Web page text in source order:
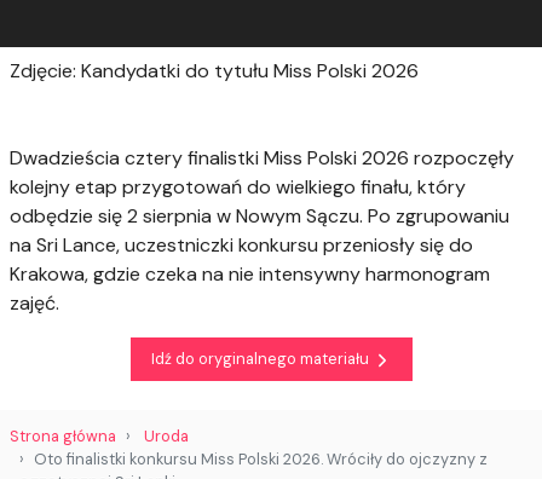
Zdjęcie: Kandydatki do tytułu Miss Polski 2026
Dwadzieścia cztery finalistki Miss Polski 2026 rozpoczęły
kolejny etap przygotowań do wielkiego finału, który
odbędzie się 2 sierpnia w Nowym Sączu. Po zgrupowaniu
na Sri Lance, uczestniczki konkursu przeniosły się do
Krakowa, gdzie czeka na nie intensywny harmonogram
zajęć.
Idź do oryginalnego materiału
Strona główna
Uroda
Oto finalistki konkursu Miss Polski 2026. Wróciły do ojczyzny z